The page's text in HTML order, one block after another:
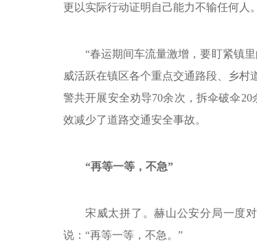
更以实际行动证明自己能力不输任何人。
“春运期间车流量激增，要盯紧镇
威活跃在镇区各个重点交通路段、乡村
警共开展安全劝导70余次，拆伞破伞
效减少了道路交通安全事故。
“再等一等，不急”
宋威太拼了。赫山公安分局一度
说：“再等一等，不急。”